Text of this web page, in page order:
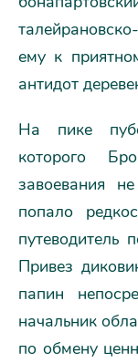
ему к
антидот
На пике
которого
завоевания
попало
путеводитель
Привез
папин
начальник
по обмену